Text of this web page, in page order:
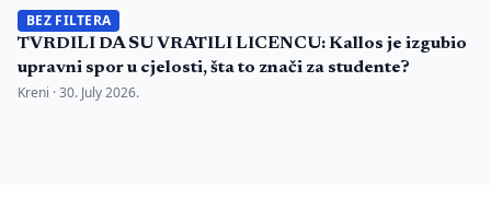
BEZ FILTERA
TVRDILI DA SU VRATILI LICENCU: Kallos je izgubio
upravni spor u cjelosti, šta to znači za studente?
Kreni ·30. July 2026.